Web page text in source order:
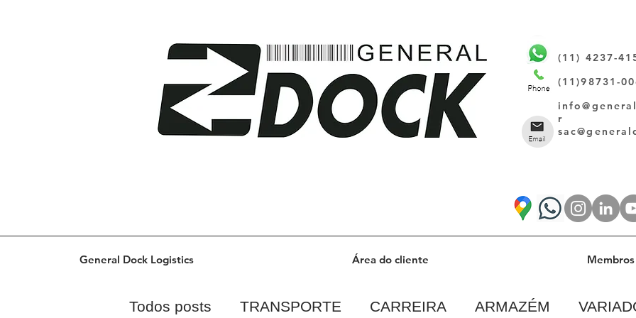
(11) 4237-
(11)98731-
r
General Dock Logistics Área do cliente
Todos posts TRANSPORTE CARREIRA ARMAZÉM